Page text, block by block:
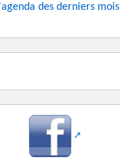
des derniers mois